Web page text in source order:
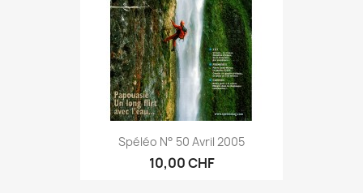
Spéléo N° 50 Avril 2005
10,00 CHF